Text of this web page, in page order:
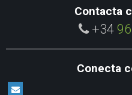
Contacta
+34
Conecta